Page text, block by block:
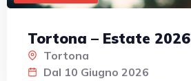
Tortona – Estate 2026
Tortona
Dal 10 Giugno 2026